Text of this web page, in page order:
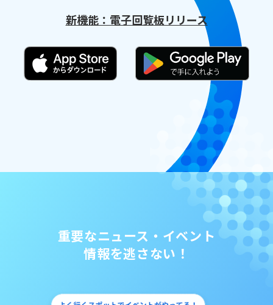
新機能：電子回覧板リリース
重要なニュース・イベント
情報を逃さない！